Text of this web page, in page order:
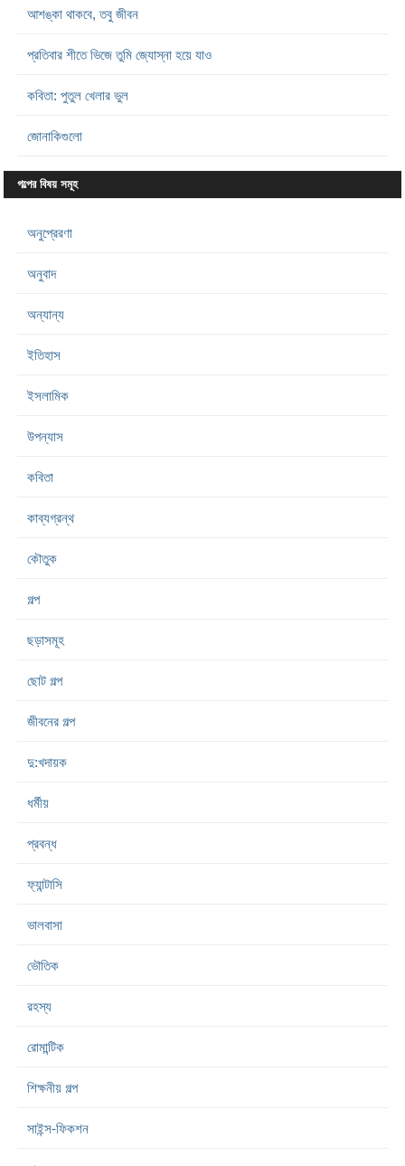
আশঙ্কা থাকবে, তবু জীবন
প্রতিবার শীতে ভিজে তুমি জ্যোস্না হয়ে যাও
কবিতা: পুতুল খেলার ভুল
জোনাকিগুলো
গল্পের বিষয় সমূহ
অনুপ্রেরণা
অনুবাদ
অন্যান্য
ইতিহাস
ইসলামিক
উপন্যাস
কবিতা
কাব্যগ্রন্থ
কৌতুক
গল্প
ছড়াসমূহ
ছোট গল্প
জীবনের গল্প
দু:খদায়ক
ধর্মীয়
প্রবন্ধ
ফ্যান্টাসি
ভালবাসা
ভৌতিক
রহস্য
রোমান্টিক
শিক্ষনীয় গল্প
সাইন্স-ফিকশন